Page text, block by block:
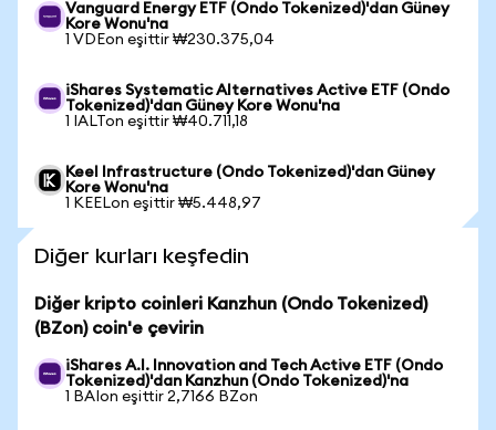
Vanguard Energy ETF (Ondo Tokenized)'dan Güney
Kore Wonu'na
1 VDEon eşittir ₩230.375,04
iShares Systematic Alternatives Active ETF (Ondo
Tokenized)'dan Güney Kore Wonu'na
1 IALTon eşittir ₩40.711,18
Keel Infrastructure (Ondo Tokenized)'dan Güney
Kore Wonu'na
1 KEELon eşittir ₩5.448,97
Diğer kurları keşfedin
Diğer kripto coinleri Kanzhun (Ondo Tokenized)
(BZon) coin'e çevirin
iShares A.I. Innovation and Tech Active ETF (Ondo
Tokenized)'dan Kanzhun (Ondo Tokenized)'na
1 BAIon eşittir 2,7166 BZon